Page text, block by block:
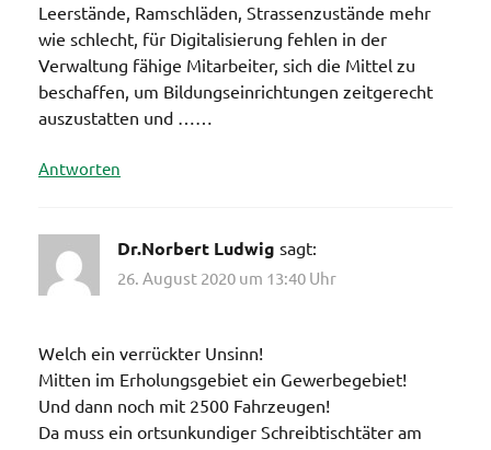
Leerstände, Ramschläden, Strassenzustände mehr
wie schlecht, für Digitalisierung fehlen in der
Verwaltung fähige Mitarbeiter, sich die Mittel zu
beschaffen, um Bildungseinrichtungen zeitgerecht
auszustatten und ……
Antworten
Dr.Norbert Ludwig sagt:
26. August 2020 um 13:40 Uhr
Welch ein verrückter Unsinn!
Mitten im Erholungsgebiet ein Gewerbegebiet!
Und dann noch mit 2500 Fahrzeugen!
Da muss ein ortsunkundiger Schreibtischtäter am